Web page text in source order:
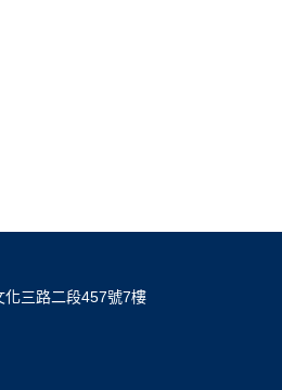
三路二段457號7樓